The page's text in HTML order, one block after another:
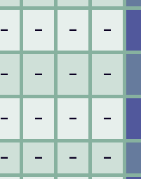
– – – –
– – – –
– – – –
– – – –